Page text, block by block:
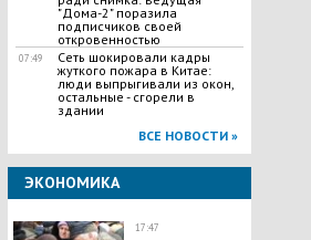
"Дома-2" поразила
подписчиков своей
откровенностью
07:49
Сеть шокировали кадры
жуткого пожара в Китае:
люди выпрыгивали из окон,
остальные - сгорели в
здании
ВСЕ НОВОСТИ »
ЭКОНОМИКА
17:47